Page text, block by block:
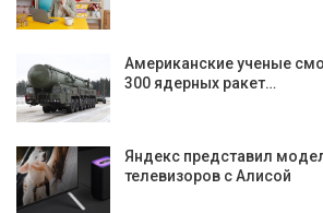
Американские ученые
300 ядерных ракет…
Яндекс представил
телевизоров с Алисой